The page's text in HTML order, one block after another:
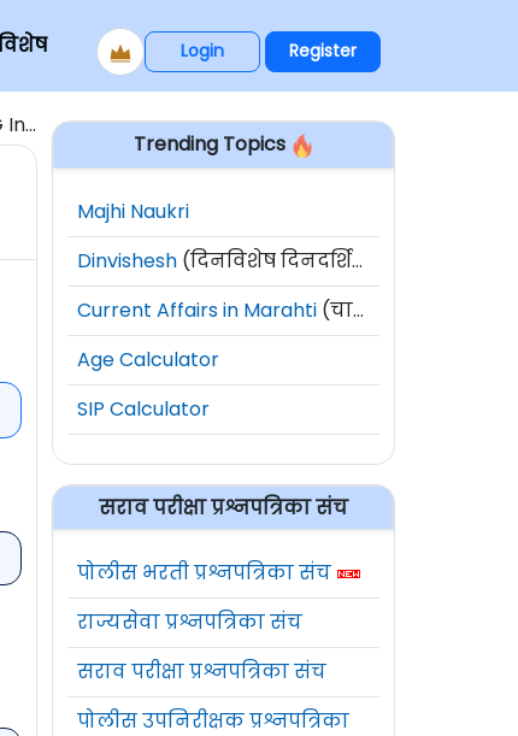
Login Register
Trending Topics
Majhi Naukri
Dinvishesh (दिनविशेष दिनदर्शिका)
Current Affairs in Marahti (चालू घडामोडी)
Age Calculator
SIP Calculator
सराव परीक्षा प्रश्नपत्रिका संच
पोलीस भरती प्रश्नपत्रिका संच
राज्यसेवा प्रश्नपत्रिका संच
सराव परीक्षा प्रश्नपत्रिका संच
पोलीस उपनिरीक्षक प्रश्नपत्रिका